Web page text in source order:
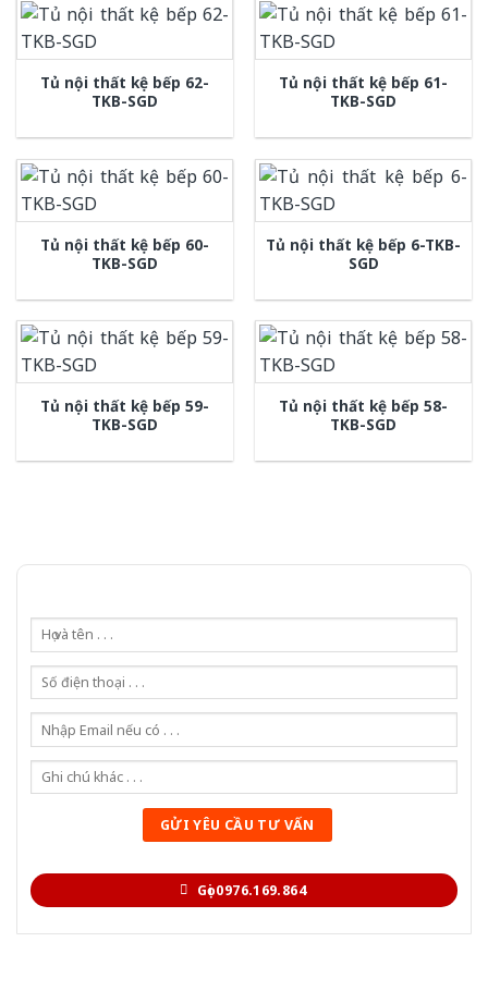
Tủ nội thất kệ bếp 62-
TKB-SGD
Tủ nội thất kệ bếp 61-
TKB-SGD
Tủ nội thất kệ bếp 60-
TKB-SGD
Tủ nội thất kệ bếp 6-TKB-
SGD
Tủ nội thất kệ bếp 59-
TKB-SGD
Tủ nội thất kệ bếp 58-
TKB-SGD
Gọi 0976.169.864